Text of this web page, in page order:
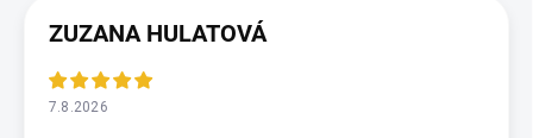
ZUZANA HULATOVÁ
7.8.2026